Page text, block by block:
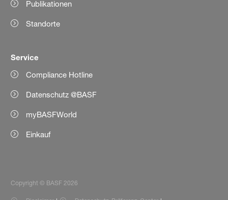
Publikationen
Standorte
Service
Compliance Hotline
Datenschutz @BASF
myBASFWorld
Einkauf
Copyright © BASF 2026